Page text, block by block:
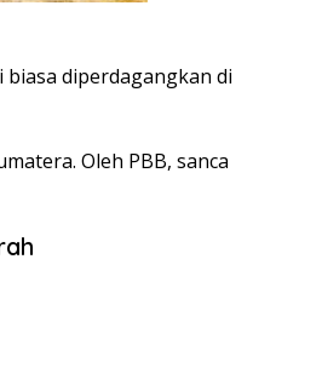
biasa diperdagangkan di
Oleh PBB, sanca